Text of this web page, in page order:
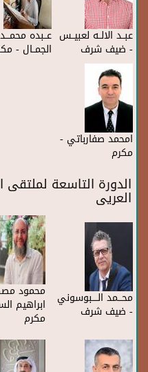
عبــد الالــه لعبيــس
- ضيف شرف
عــبده محمـــد
الجمــال -
امحمد صفارباتي -
مكرم
الدورة التاسعة
العريى
محـــمد‭ ‬الــــبوسوني
- ضيف شرف
محمود
ابراهيم
مكرم